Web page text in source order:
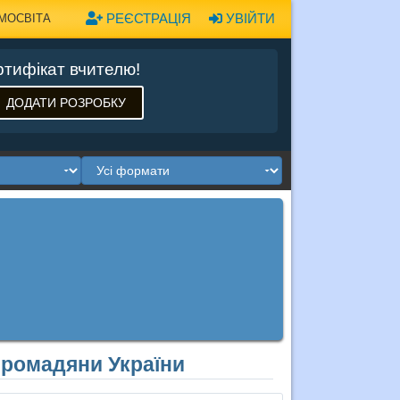
УВІЙТИ
РЕЄСТРАЦІЯ
вчителю!
ДОДАТИ РОЗРОБКУ
України